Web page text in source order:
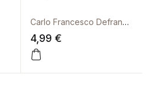
Carlo Francesco Defranceschi
4,99 €